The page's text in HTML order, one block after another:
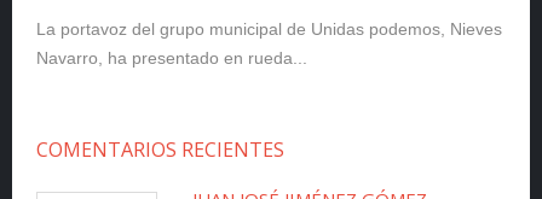
La portavoz del grupo municipal de Unidas podemos, Nieves
Navarro, ha presentado en rueda...
COMENTARIOS RECIENTES